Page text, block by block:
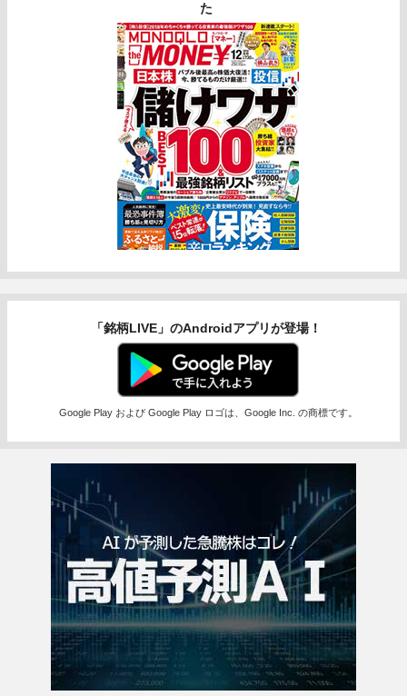
た
「銘柄LIVE」のAndroidアプリが登場！
Google Play および Google Play ロゴは、Google Inc. の商標です。